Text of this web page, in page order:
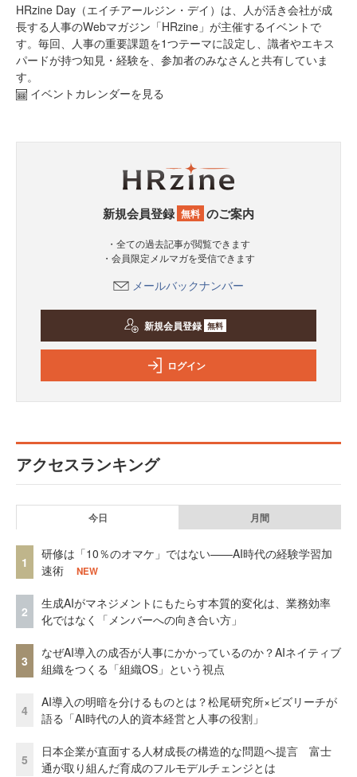
HRzine Day（エイチアールジン・デイ）は、人が活き会社が成
長する人事のWebマガジン「HRzine」が主催するイベントで
す。毎回、人事の重要課題を1つテーマに設定し、識者やエキス
パードが持つ知見・経験を、参加者のみなさんと共有していま
す。
イベントカレンダーを見る
新規会員登録 無料 のご案内
・全ての過去記事が閲覧できます
・会員限定メルマガを受信できます
メールバックナンバー
新規会員登録 無料
ログイン
アクセスランキング
今日 月間
1
研修は「10％のオマケ」ではない——AI時代の経験学習加
速術
NEW
2
生成AIがマネジメントにもたらす本質的変化は、業務効率
化ではなく「メンバーへの向き合い方」
3
なぜAI導入の成否が人事にかかっているのか？AIネイティブ
組織をつくる「組織OS」という視点
4
AI導入の明暗を分けるものとは？松尾研究所×ビズリーチが
語る「AI時代の人的資本経営と人事の役割」
5
日本企業が直面する人材成長の構造的な問題へ提言 富士
通が取り組んだ育成のフルモデルチェンジとは